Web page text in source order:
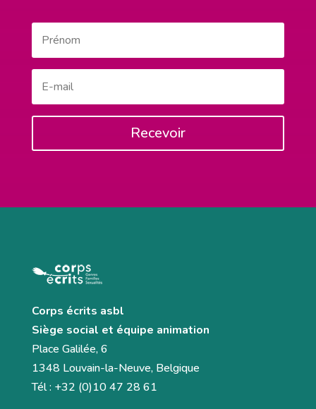
Recevoir
Corps écrits asbl
Siège social et équipe animation
Place Galilée, 6
1348 Louvain-la-Neuve, Belgique
Tél : +32 (0)10 47 28 61